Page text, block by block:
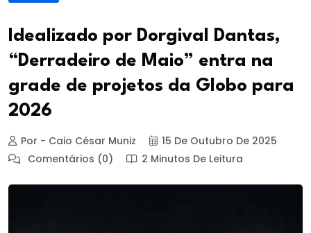
Idealizado por Dorgival Dantas,
“Derradeiro de Maio” entra na
grade de projetos da Globo para
2026
Por - Caio César Muniz
15 De Outubro De 2025
Comentários (0)
2 Minutos De Leitura